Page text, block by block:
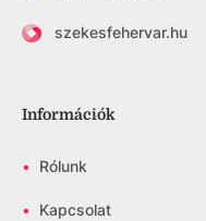
szekesfehervar.hu
Információk
• Rólunk
• Kapcsolat